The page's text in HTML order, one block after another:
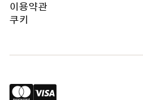
이용약관
쿠키